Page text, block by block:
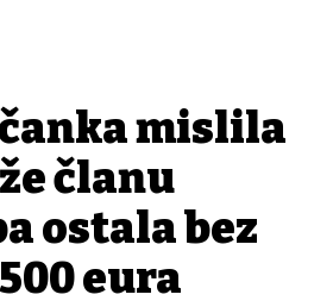
mislila
članu
ostala bez
eura